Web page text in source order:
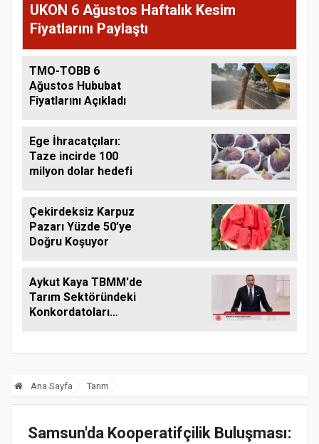
UKON 6 Ağustos Haftalık Kesim
Fiyatlarını Paylaştı
TMO-TOBB 6
Ağustos Hububat
Fiyatlarını Açıkladı
Ege İhracatçıları:
Taze incirde 100
milyon dolar hedefi
Çekirdeksiz Karpuz
Pazarı Yüzde 50’ye
Doğru Koşuyor
Aykut Kaya TBMM'de
Tarım Sektöründeki
Konkordatoları
Ana Sayfa Tarım
Samsun'da Kooperatifçilik Buluşması: